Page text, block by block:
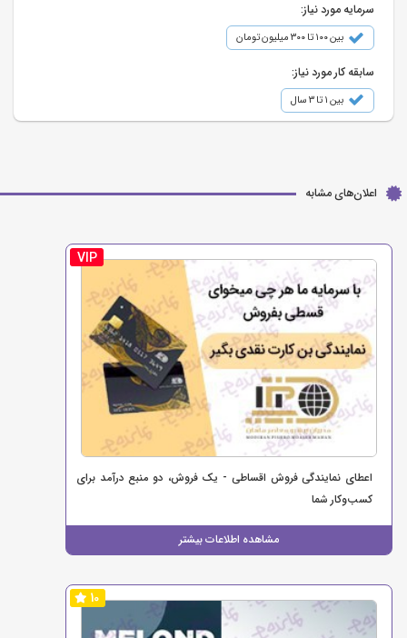
سرمایه مورد نیاز:
بین ۱۰۰ تا ۳۰۰ میلیون تومان
سابقه کار مورد نیاز:
بین ۱ تا ۳ سال
اعلان‌های مشابه
VIP
اعطای نمایندگی فروش اقساطی - یک فروش، دو منبع درآمد برای
کسب‌وکار شما
مشاهده اطلاعات بیشتر
10